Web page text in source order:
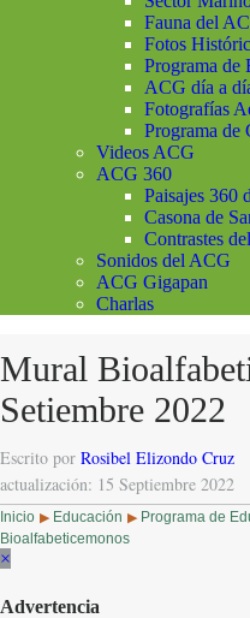
Fauna del
Fotos
Programa de
ACG día a
Fotografías
Programa de
Videos ACG
ACG 360
Paisajes 360
Casona de
Contrastes
Sonidos del ACG
ACG Gigapan
Charlas
Mural
Setiembre 2022
Escrito por Rosibel Elizondo Cruz
actualización: 15 Septiembre 2022
Inicio ▶ Educación ▶ Programa de
Bioalfabeticemonos
×
Advertencia